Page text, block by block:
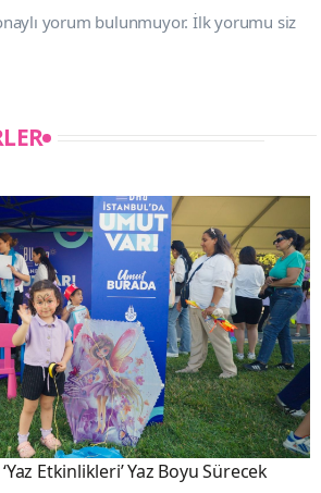
yorum bulunmuyor. İlk yorumu siz
Etkinlikleri’ Yaz Boyu Sürecek